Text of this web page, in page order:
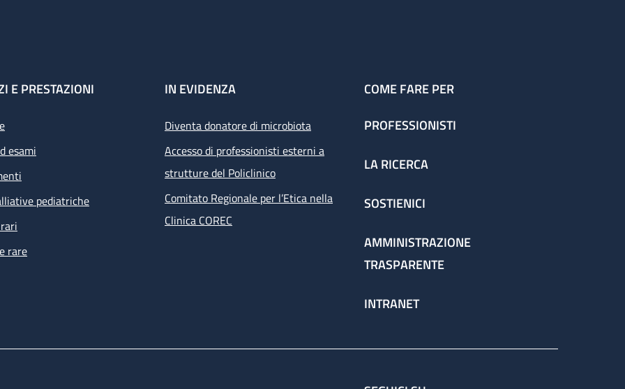
E PRESTAZIONI
esami
pediatriche
rare
IN EVIDENZA
Diventa donatore di microbiota
Accesso di professionisti esterni a
strutture del Policlinico
Comitato Regionale per l’Etica nella
Clinica COREC
COME FARE PER
PROFESSIONISTI
LA RICERCA
SOSTIENICI
AMMINISTRAZIONE
TRASPARENTE
INTRANET